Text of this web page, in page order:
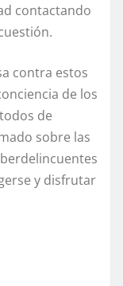
contactando
contra estos
de los
de
sobre las
y disfrutar